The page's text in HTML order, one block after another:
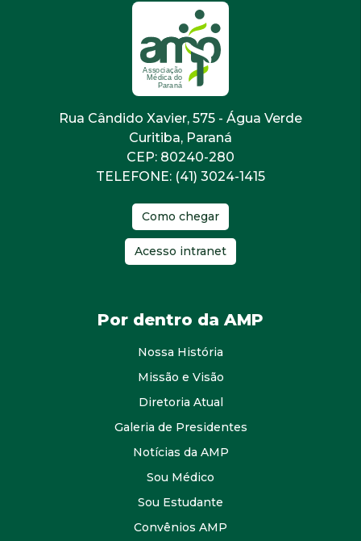
Rua Cândido Xavier, 575 - Água Verde
Curitiba, Paraná
CEP: 80240-280
TELEFONE: (41) 3024-1415
Como chegar
Acesso intranet
Por dentro da AMP
Nossa História
Missão e Visão
Diretoria Atual
Galeria de Presidentes
Notícias da AMP
Sou Médico
Sou Estudante
Convênios AMP